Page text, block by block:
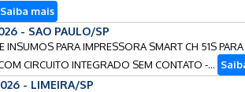
Saiba mais
- SAO PAULO/SP
PARA IMPRESSORA SMART CH 51S PARA
CIRCUITO INTEGRADO SEM CONTATO -...
- LIMEIRA/SP